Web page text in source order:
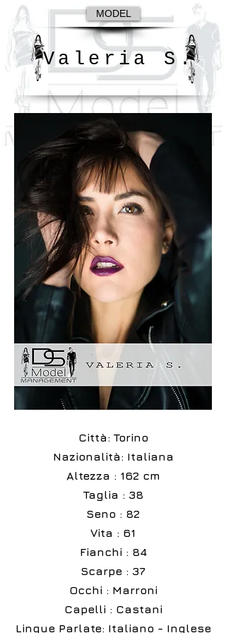
Città: Torino
Nazionalità: Italiana
Altezza : 162 cm
Taglia : 38
Seno : 82
Vita : 61
Fianchi : 84
Scarpe : 37
Occhi : Marroni
Capelli : Castani
Lingue Parlate: Italiano - Inglese
Valeria S.
MODEL